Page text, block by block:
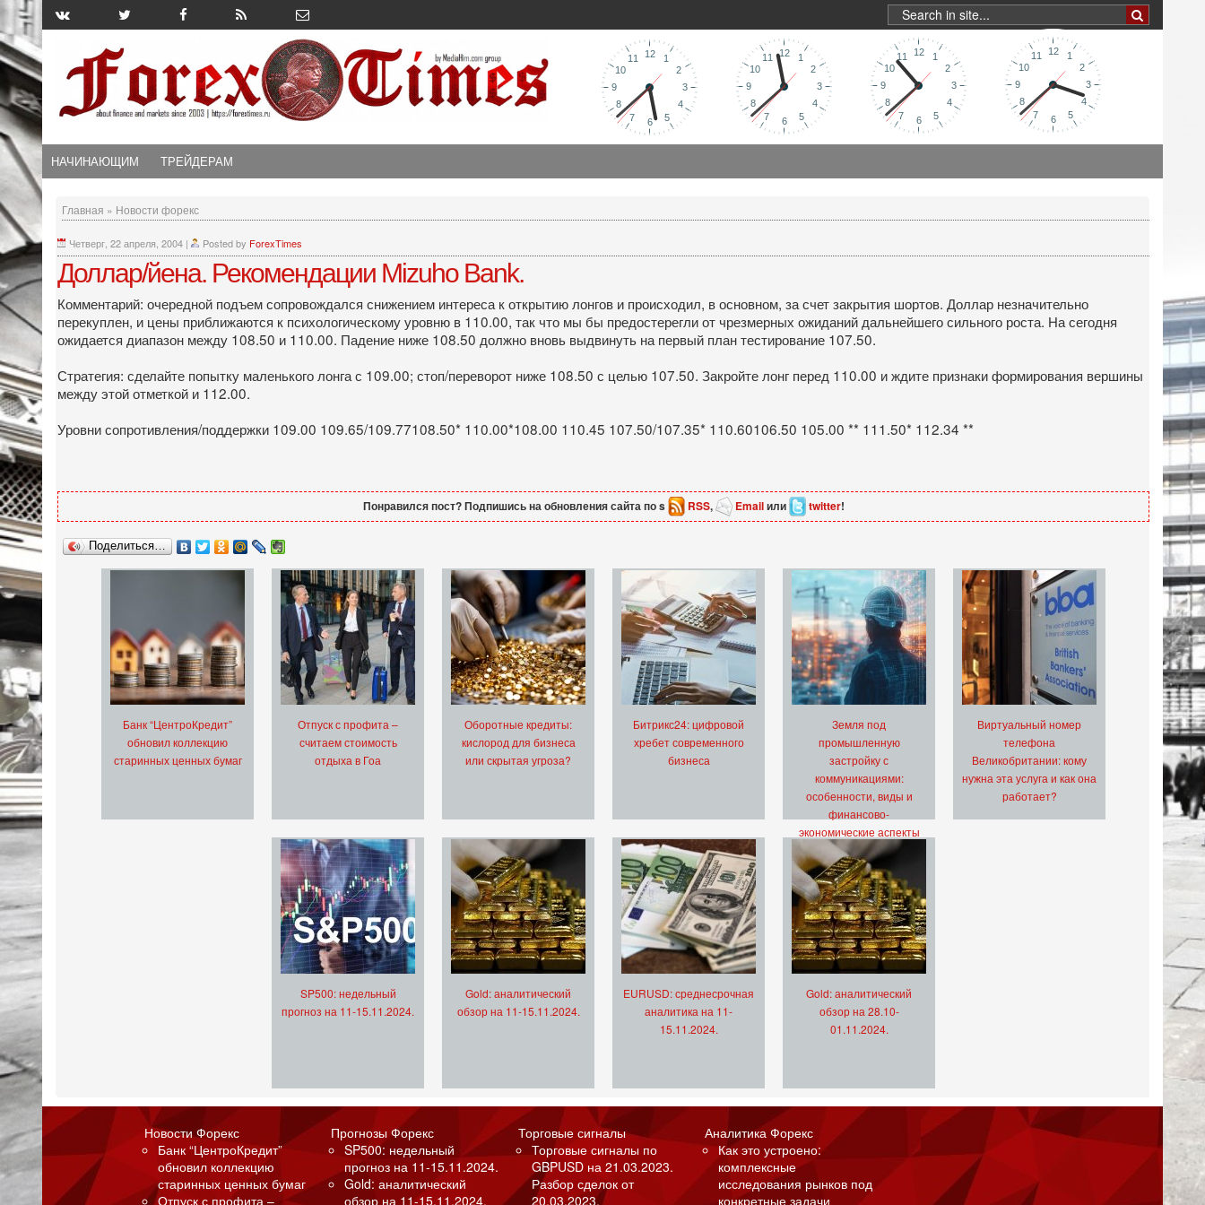
НАЧИНАЮЩИМ ТРЕЙДЕРАМ
Главная » Новости форекс
Четверг, 22 апреля, 2004 | Posted by ForexTimes
Доллар/йена. Рекомендации Mizuho Bank.
Комментарий: очередной подъем сопровождался снижением интереса к открытию лонгов и происходил, в основном, за счет закрытия шортов. Доллар незначительно
перекуплен, и цены приближаются к психологическому уровню в 110.00, так что мы бы предостерегли от чрезмерных ожиданий дальнейшего сильного роста. На сегодня
ожидается диапазон между 108.50 и 110.00. Падение ниже 108.50 должно вновь выдвинуть на первый план тестирование 107.50.
Стратегия: сделайте попытку маленького лонга с 109.00; стоп/переворот ниже 108.50 с целью 107.50. Закройте лонг перед 110.00 и ждите признаки формирования вершины
между этой отметкой и 112.00.
Уровни сопротивления/поддержки 109.00 109.65/109.77108.50* 110.00*108.00 110.45 107.50/107.35* 110.60106.50 105.00 ** 111.50* 112.34 **
Понравился пост? Подпишись на обновления сайта по s RSS, Emailили twitter!
Поделиться…
Банк “ЦентроКредит”
обновил коллекцию
старинных ценных бумаг
Отпуск с профита –
считаем стоимость
отдыха в Гоа
Оборотные кредиты:
кислород для бизнеса
или скрытая угроза?
Битрикс24: цифровой
хребет современного
бизнеса
Земля под
промышленную
застройку с
коммуникациями:
особенности, виды и
финансово-
экономические аспекты
Виртуальный номер
телефона
Великобритании: кому
нужна эта услуга и как она
работает?
SP500: недельный
прогноз на 11-15.11.2024.
Gold: аналитический
обзор на 11-15.11.2024.
EURUSD: среднесрочная
аналитика на 11-
15.11.2024.
Gold: аналитический
обзор на 28.10-
01.11.2024.
Новости Форекс
Банк “ЦентроКредит”
обновил коллекцию
старинных ценных бумаг
Отпуск с профита –
Прогнозы Форекс
SP500: недельный
прогноз на 11-15.11.2024.
Gold: аналитический
обзор на 11-15.11.2024.
Торговые сигналы
Торговые сигналы по
GBPUSD на 21.03.2023.
Разбор сделок от
20.03.2023.
Аналитика Форекс
Как это устроено:
комплексные
исследования рынков под
конкретные задачи